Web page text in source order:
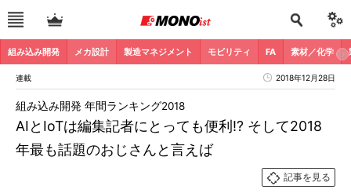
組み込み開発 メカ設計 製造マネジメント モビリティ FA 素材／化学
連載 2018年12月28日
AIとIoTは編集記者にとっても便利!? そして2018
年最も話題のおじさんと言えば
組み込み開発 年間ランキング2018
記事を見る